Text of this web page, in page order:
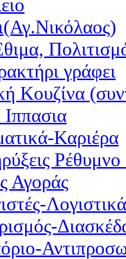
γράφει
Κουζίνα
Καριέρα
Αγοράς